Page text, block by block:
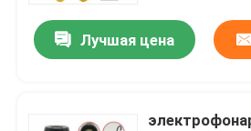
Лучшая цена